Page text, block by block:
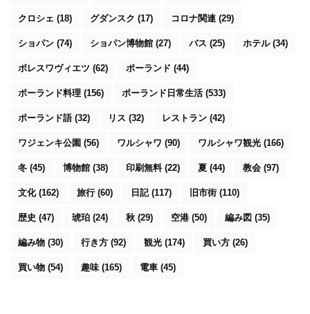
クロシェ (18) グダンスク (17) コロナ関連 (29)
ショパン (74) ショパン博物館 (27) バス (25) ホテル(34)
ボレスワヴィエツ (62) ポーランド (44)
ポーランド料理 (156) ポーランド日常生活(533)
ポーランド語(32) リス (32) レストラン (42)
ワジェンキ公園 (56) ワルシャワ (90) ワルシャワ観光 (166)
冬 (45) 博物館 (38) 印刷無料(22) 夏 (44) 教会 (97)
文化(162) 旅行 (60) 日記(117) 旧市街 (110)
歴史 (47) 琥珀 (24) 秋 (29) 空港 (50) 編み図 (35)
編み物 (30) 行き方 (92) 観光 (174) 買い方 (26)
買い物 (54) 趣味(165) 電車 (45)